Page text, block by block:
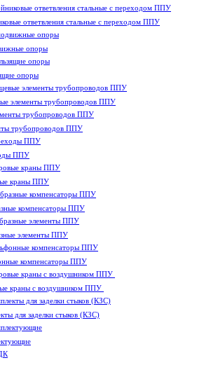
ответвления стальные с переходом ППУ
опоры
опоры
элементы трубопроводов ППУ
трубопроводов ППУ
ППУ
краны ППУ
компенсаторы ППУ
элементы ППУ
компенсаторы ППУ
краны с воздушником ППУ
для заделки стыков (КЗС)